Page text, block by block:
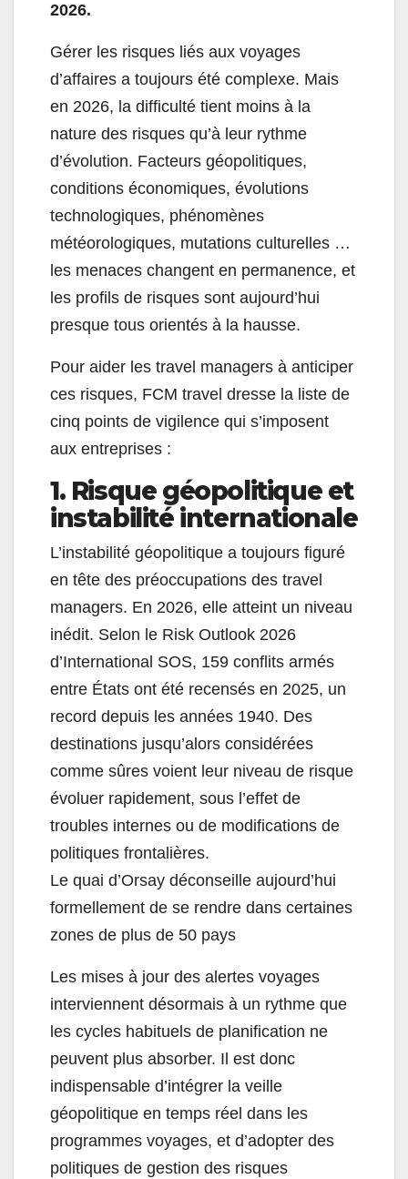
2026.
Gérer les risques liés aux voyages
d’affaires a toujours été complexe. Mais
en 2026, la difficulté tient moins à la
nature des risques qu’à leur rythme
d’évolution. Facteurs géopolitiques,
conditions économiques, évolutions
technologiques, phénomènes
météorologiques, mutations culturelles …
les menaces changent en permanence, et
les profils de risques sont aujourd’hui
presque tous orientés à la hausse.
Pour aider les travel managers à anticiper
ces risques, FCM travel dresse la liste de
cinq points de vigilence qui s’imposent
aux entreprises :
1. Risque géopolitique et
instabilité internationale
L’instabilité géopolitique a toujours figuré
en tête des préoccupations des travel
managers. En 2026, elle atteint un niveau
inédit. Selon le Risk Outlook 2026
d’International SOS, 159 conflits armés
entre États ont été recensés en 2025, un
record depuis les années 1940. Des
destinations jusqu’alors considérées
comme sûres voient leur niveau de risque
évoluer rapidement, sous l’effet de
troubles internes ou de modifications de
politiques frontalières.
Le quai d’Orsay déconseille aujourd’hui
formellement de se rendre dans certaines
zones de plus de 50 pays
Les mises à jour des alertes voyages
interviennent désormais à un rythme que
les cycles habituels de planification ne
peuvent plus absorber. Il est donc
indispensable d’intégrer la veille
géopolitique en temps réel dans les
programmes voyages, et d’adopter des
politiques de gestion des risques